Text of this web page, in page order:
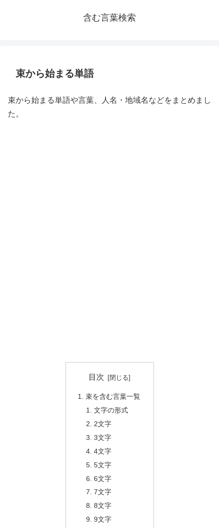
含む言葉検索
束から始まる単語
束から始まる単語や言葉、人名・地域名などをまとめまし
た。
目次
束を含む言葉一覧
文字の形式
2文字
3文字
4文字
5文字
6文字
7文字
8文字
9文字